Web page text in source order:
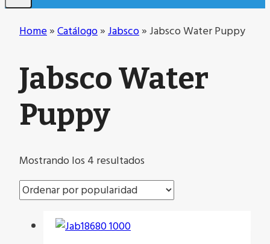
Home»Catálogo»Jabsco»Jabsco Water Puppy
Jabsco Water
Puppy
Mostrando los 4 resultados
por
popularidad